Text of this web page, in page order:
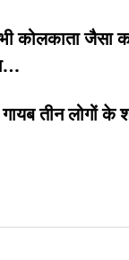
कोलकाता जैसा
तीन लोगों के